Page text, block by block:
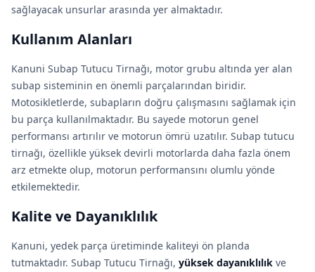
sağlayacak unsurlar arasında yer almaktadır.
Kullanım Alanları
Kanuni Subap Tutucu Tirnağı, motor grubu altında yer alan
subap sisteminin en önemli parçalarından biridir.
Motosikletlerde, subapların doğru çalışmasını sağlamak için
bu parça kullanılmaktadır. Bu sayede motorun genel
performansı artırılır ve motorun ömrü uzatılır. Subap tutucu
tirnağı, özellikle yüksek devirli motorlarda daha fazla önem
arz etmekte olup, motorun performansını olumlu yönde
etkilemektedir.
Kalite ve Dayanıklılık
Kanuni, yedek parça üretiminde kaliteyi ön planda
tutmaktadır. Subap Tutucu Tirnağı, yüksek dayanıklılık ve